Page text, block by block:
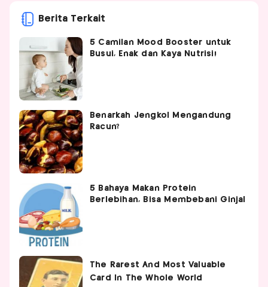
Berita Terkait
5 Camilan Mood Booster untuk
Busui, Enak dan Kaya Nutrisi!
Benarkah Jengkol Mengandung
Racun?
5 Bahaya Makan Protein
Berlebihan, Bisa Membebani Ginjal